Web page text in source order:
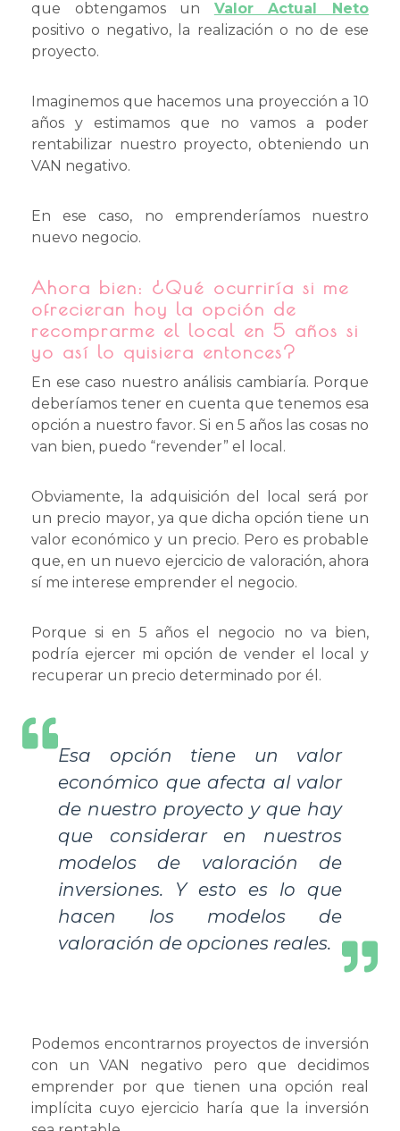
que obtengamos un Valor Actual Neto
positivo o negativo, la realización o no de ese
proyecto.
Imaginemos que hacemos una proyección a 10
años y estimamos que no vamos a poder
rentabilizar nuestro proyecto, obteniendo un
VAN negativo.
En ese caso, no emprenderíamos nuestro
nuevo negocio.
Ahora bien: ¿Qué ocurriría si me
ofrecieran hoy la opción de
recomprarme el local en 5 años si
yo así lo quisiera entonces?
En ese caso nuestro análisis cambiaría. Porque
deberíamos tener en cuenta que tenemos esa
opción a nuestro favor. Si en 5 años las cosas no
van bien, puedo “revender” el local.
Obviamente, la adquisición del local será por
un precio mayor, ya que dicha opción tiene un
valor económico y un precio. Pero es probable
que, en un nuevo ejercicio de valoración, ahora
sí me interese emprender el negocio.
Porque si en 5 años el negocio no va bien,
podría ejercer mi opción de vender el local y
recuperar un precio determinado por él.
Esa opción tiene un valor
económico que afecta al valor
de nuestro proyecto y que hay
que considerar en nuestros
modelos de valoración de
inversiones. Y esto es lo que
hacen los modelos de
valoración de opciones reales.
Podemos encontrarnos proyectos de inversión
con un VAN negativo pero que decidimos
emprender por que tienen una opción real
implícita cuyo ejercicio haría que la inversión